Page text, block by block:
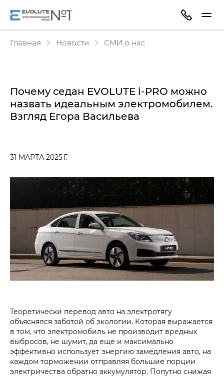
Главная Новости СМИ о нас
Почему седан EVOLUTE i‑PRO можно
назвать идеальным электромобилем.
Взгляд Егора Васильева
31 МАРТА 2025 Г.
Теоретически перевод авто на электротягу
объяснялся заботой об экологии. Которая выражается
в том, что электромобиль не производит вредных
выбросов, не шумит, да еще и максимально
эффективно использует энергию замедления авто, на
каждом торможении отправляя большие порции
электричества обратно аккумулятор. Попутно снижая